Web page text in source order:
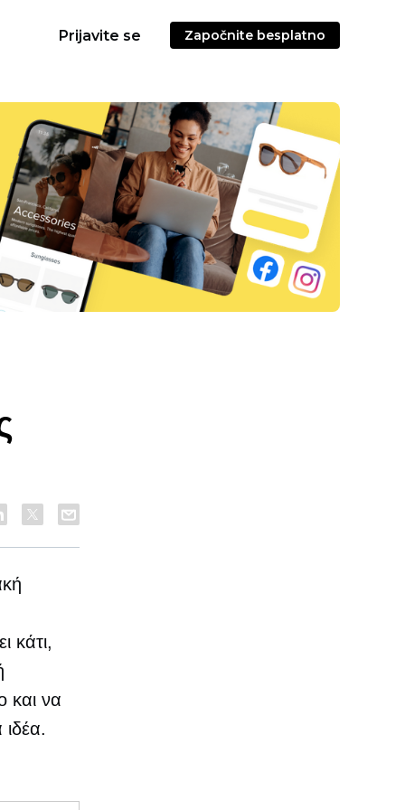
Prijavite se Započnite besplatno
κάτι,
και να
ιδέα.